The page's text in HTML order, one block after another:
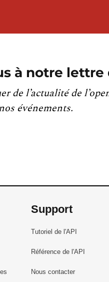
à notre
de l’actualité de
événements.
Support
Tutoriel de l'API
Référence de l'API
Nous contacter